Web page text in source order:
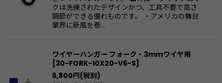
クは洗練されたデザインかつ、工具不要で高さ
調節ができる優れものです。 ・アメリカの舞台
業界に新風を巻…
ワイヤーハンガー フォーク・3mmワイヤ用
[30-FORK-10X20-V6-S]
6,800円(税別)